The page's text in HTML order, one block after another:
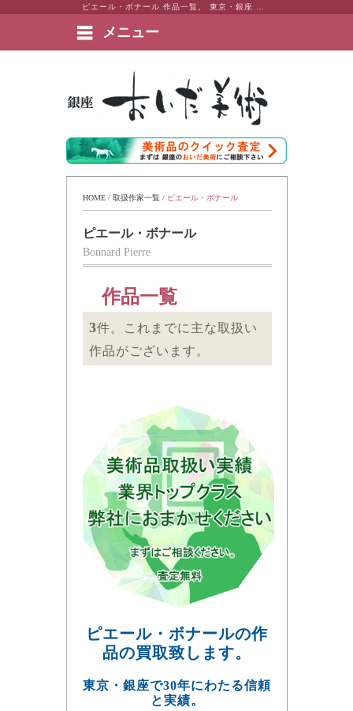
メニュー
絵画など美術品の販売と買取 | 東京・銀座 おいだ美術
HOME / 取扱作家一覧 / ピエール・ボナール
ピエール・ボナール
Bonnard Pierre
作品一覧
3件。これまでに主な取扱い
作品がございます。
ピエール・ボナールの作
品の買取致します。
東京・銀座で30年にわたる信頼
と実績。